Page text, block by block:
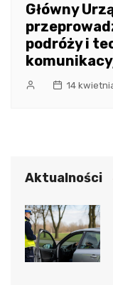
Główny
podróży i
14
Aktualności